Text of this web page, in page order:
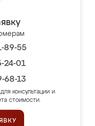
89-55
24-01
68-13
консультации и
стоимости.